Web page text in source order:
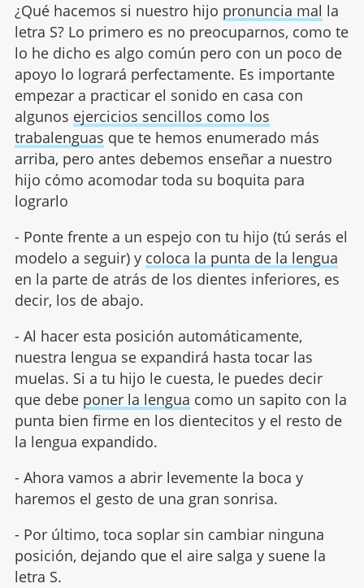
¿Qué hacemos si nuestro hijo pronuncia mal la
letra S? Lo primero es no preocuparnos, como te
lo he dicho es algo común pero con un poco de
apoyo lo logrará perfectamente. Es importante
empezar a practicar el sonido en casa con
algunos ejercicios sencillos como los
trabalenguas que te hemos enumerado más
arriba, pero antes debemos enseñar a nuestro
hijo cómo acomodar toda su boquita para
lograrlo
- Ponte frente a un espejo con tu hijo (tú serás el
modelo a seguir) y coloca la punta de la lengua
en la parte de atrás de los dientes inferiores, es
decir, los de abajo.
- Al hacer esta posición automáticamente,
nuestra lengua se expandirá hasta tocar las
muelas. Si a tu hijo le cuesta, le puedes decir
que debe poner la lengua como un sapito con la
punta bien firme en los dientecitos y el resto de
la lengua expandido.
- Ahora vamos a abrir levemente la boca y
haremos el gesto de una gran sonrisa.
- Por último, toca soplar sin cambiar ninguna
posición, dejando que el aire salga y suene la
letra S.